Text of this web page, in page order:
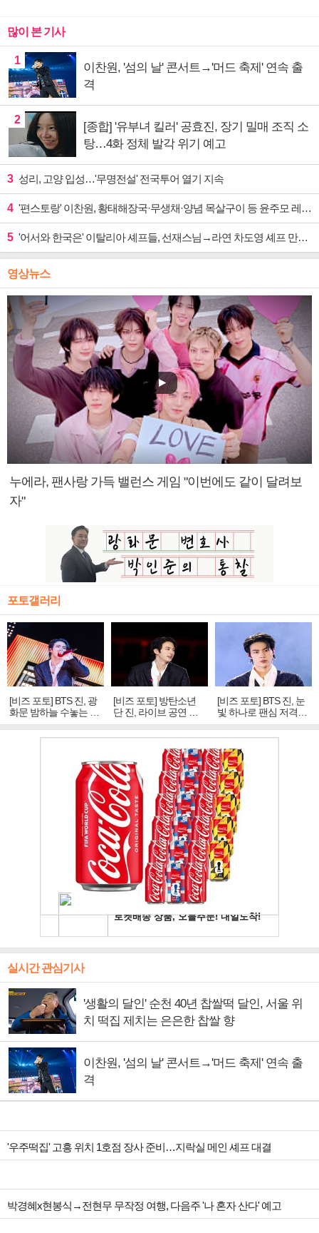
많이 본 기사
1
이찬원, '섬의 날' 콘서트→'머드 축제' 연속 출
격
2
[종합] '유부녀 킬러' 공효진, 장기 밀매 조직 소
탕…4화 정체 발각 위기 예고
3 성리, 고양 입성…'무명전설' 전국투어 열기 지속
4 '편스토랑' 이찬원, 황태해장국·무생채·양념 목살구이 등 윤주모 레시피 섭렵
5 '어서와 한국은' 이탈리아 셰프들, 선재스님→라연 차도영 셰프 만난다
영상뉴스
누에라, 팬사랑 가득 밸런스 게임 "이번에도 같이 달려보
자"
포토갤러리
[비즈 포토] BTS 진, 광
화문 밤하늘 수놓는 '비
주얼 킹'의 열창
[비즈 포토] 방탄소년
단 진, 라이브 공연 중
빛나는 독보적 아우라
[비즈 포토] BTS 진, 눈
빛 하나로 팬심 저격…
독보적 카리스마
실시간 관심기사
'생활의 달인' 순천 40년 찹쌀떡 달인, 서울 위
치 떡집 제치는 은은한 찹쌀 향
이찬원, '섬의 날' 콘서트→'머드 축제' 연속 출
격
'우주떡집' 고흥 위치 1호점 장사 준비…지락실 메인 셰프 대결
박경혜x현봉식→전현무 무작정 여행, 다음주 '나 혼자 산다' 예고